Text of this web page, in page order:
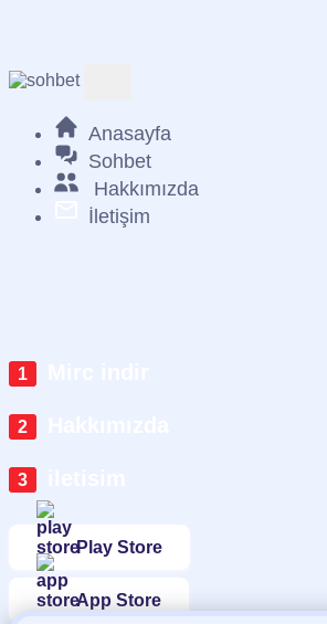
Anasayfa
Sohbet
Hakkımızda
İletişim
Play Store
App Store